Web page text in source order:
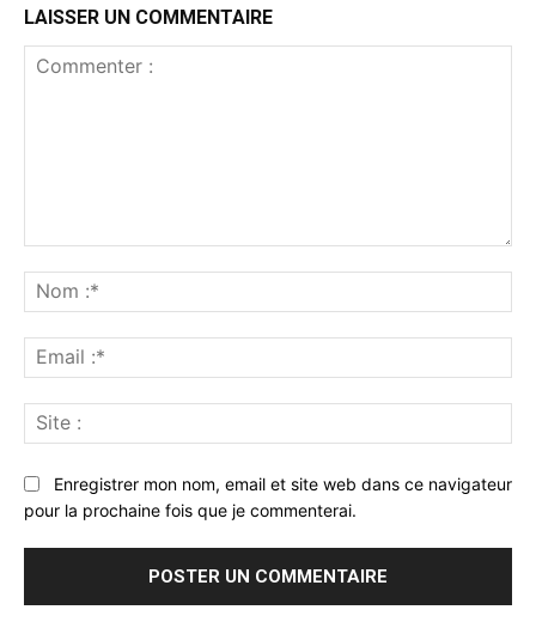
LAISSER UN COMMENTAIRE
:*
:*
:
Enregistrer mon nom, email et site web dans ce navigateur
pour la prochaine fois que je commenterai.